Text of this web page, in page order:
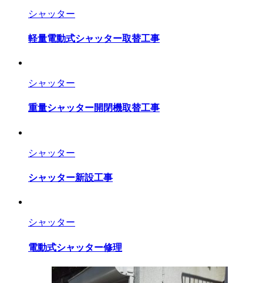
シャッター
軽量電動式シャッター取替工事
シャッター
重量シャッター開閉機取替工事
シャッター
シャッター新設工事
シャッター
電動式シャッター修理